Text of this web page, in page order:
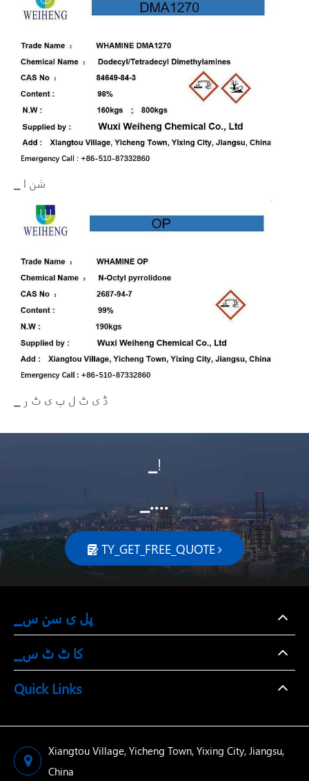
▁ شن ا
▁ ڈ ی ٹ ل پ ی ٹ ر
▁!
▁....
 TY_GET_FREE_QUOTE
▁پل ی سن س
▁کا ٹ ٹ س
Quick Links
Xiangtou Village, Yicheng Town, Yixing City, Jiangsu,
China